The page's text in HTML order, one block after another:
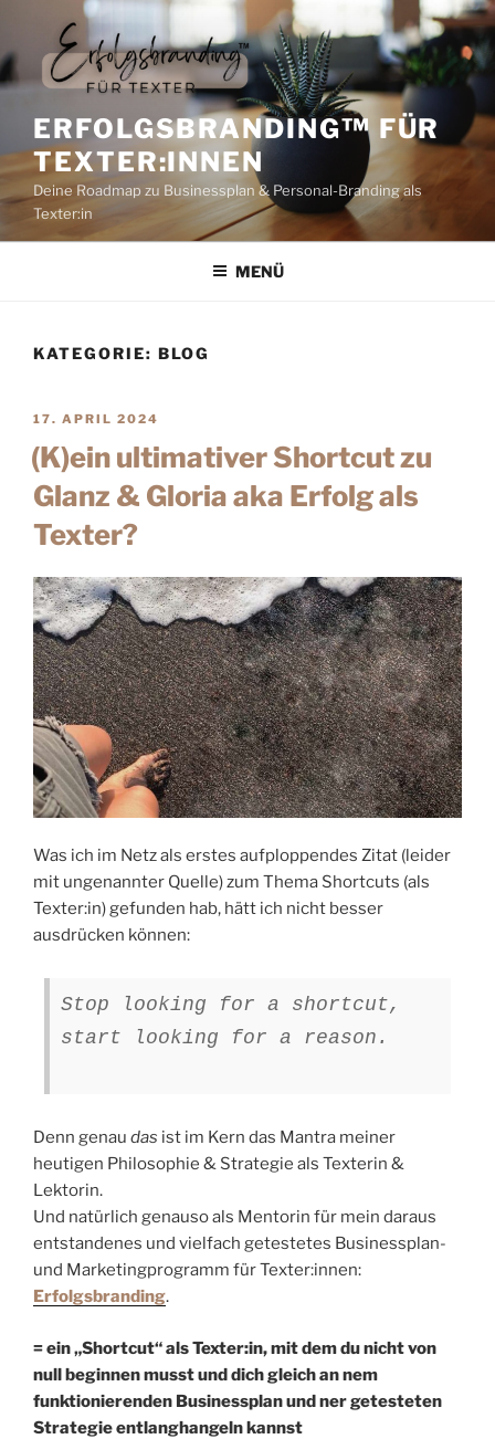
ERFOLGSBRANDING™️ FÜR
TEXTER:INNEN
Deine Roadmap zu Businessplan & Personal-Branding als
Texter:in
MENÜ
KATEGORIE: BLOG
17. APRIL 2024
(K)ein ultimativer Shortcut zu
Glanz & Gloria aka Erfolg als
Texter?
Was ich im Netz als erstes aufploppendes Zitat (leider
mit ungenannter Quelle) zum Thema Shortcuts (als
Texter:in) gefunden hab, hätt ich nicht besser
ausdrücken können:
Stop looking for a shortcut,
start looking for a reason.
Denn genau das ist im Kern das Mantra meiner
heutigen Philosophie & Strategie als Texterin &
Lektorin.
Und natürlich genauso als Mentorin für mein daraus
entstandenes und vielfach getestetes Businessplan-
und Marketingprogramm für Texter:innen:
Erfolgsbranding.
= ein „Shortcut“ als Texter:in, mit dem du nicht von
null beginnen musst und dich gleich an nem
funktionierenden Businessplan und ner getesteten
Strategie entlanghangeln kannst